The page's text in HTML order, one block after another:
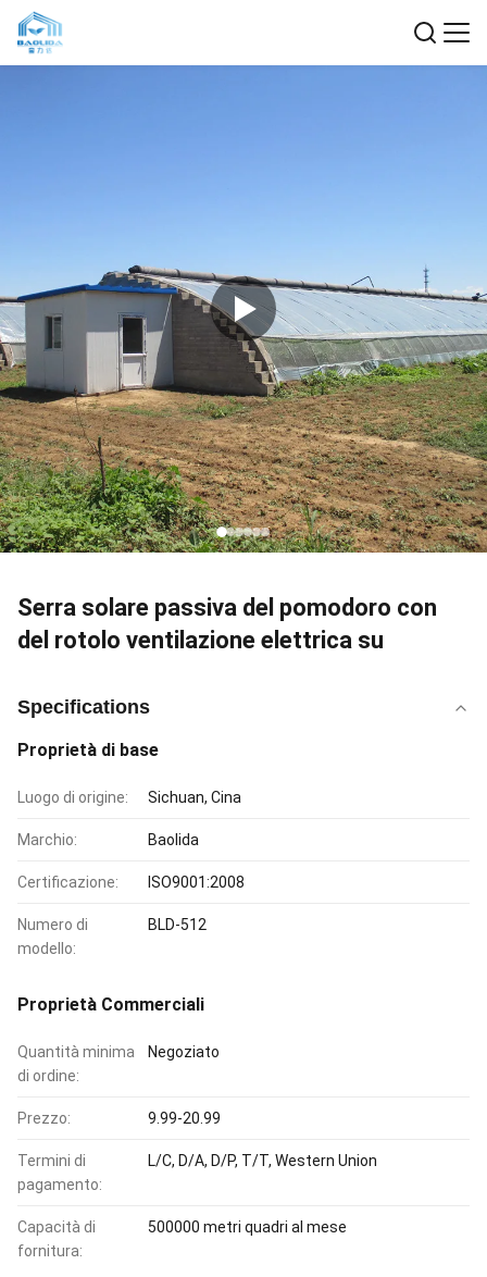
Serra solare passiva del pomodoro con
del rotolo ventilazione elettrica su
Specifications
Proprietà di base
Luogo di origine: Sichuan, Cina
Marchio: Baolida
Certificazione: ISO9001:2008
Numero di
modello:
BLD-512
Proprietà Commerciali
Quantità minima
di ordine:
Negoziato
Prezzo: 9.99-20.99
Termini di
pagamento:
L/C, D/A, D/P, T/T, Western Union
Capacità di
fornitura:
500000 metri quadri al mese